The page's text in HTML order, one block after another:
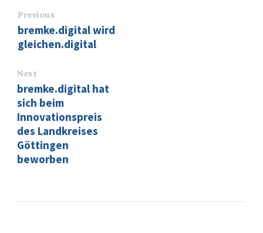
Previous
bremke.digital wird
gleichen.digital
Next
bremke.digital hat
sich beim
Innovationspreis
des Landkreises
Göttingen
beworben